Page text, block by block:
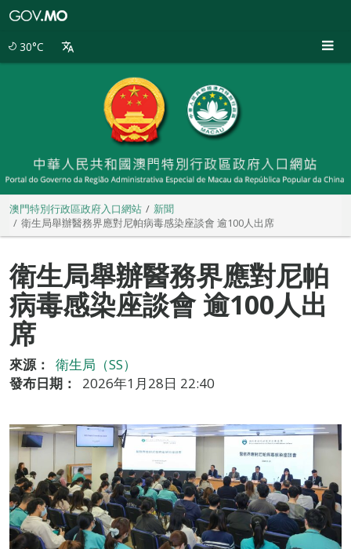
30°C
澳門特別行政區政府入口網站
新聞
衛生局舉辦醫務界應對尼帕病毒感染座談會 逾100人出席
衛生局舉辦醫務界應對尼帕
病毒感染座談會 逾100人出
席
來源：
衛生局（SS）
發布日期：
2026年1月28日 22:40